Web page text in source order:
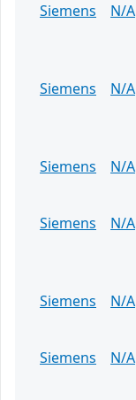
Siemens
N/A
Siemens
N/A
Siemens
N/A
Siemens
N/A
Siemens
N/A
Siemens
N/A